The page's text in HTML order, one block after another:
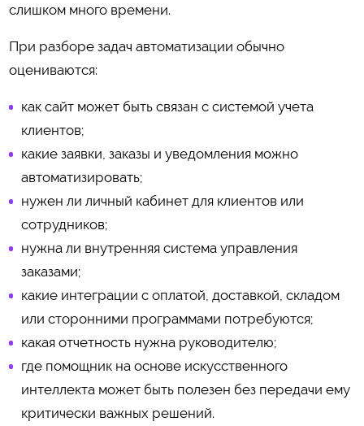
слишком много времени.
При разборе задач автоматизации обычно
оцениваются:
как сайт может быть связан с системой учета
клиентов;
какие заявки, заказы и уведомления можно
автоматизировать;
нужен ли личный кабинет для клиентов или
сотрудников;
нужна ли внутренняя система управления
заказами;
какие интеграции с оплатой, доставкой, складом
или сторонними программами потребуются;
какая отчетность нужна руководителю;
где помощник на основе искусственного
интеллекта может быть полезен без передачи ему
критически важных решений.